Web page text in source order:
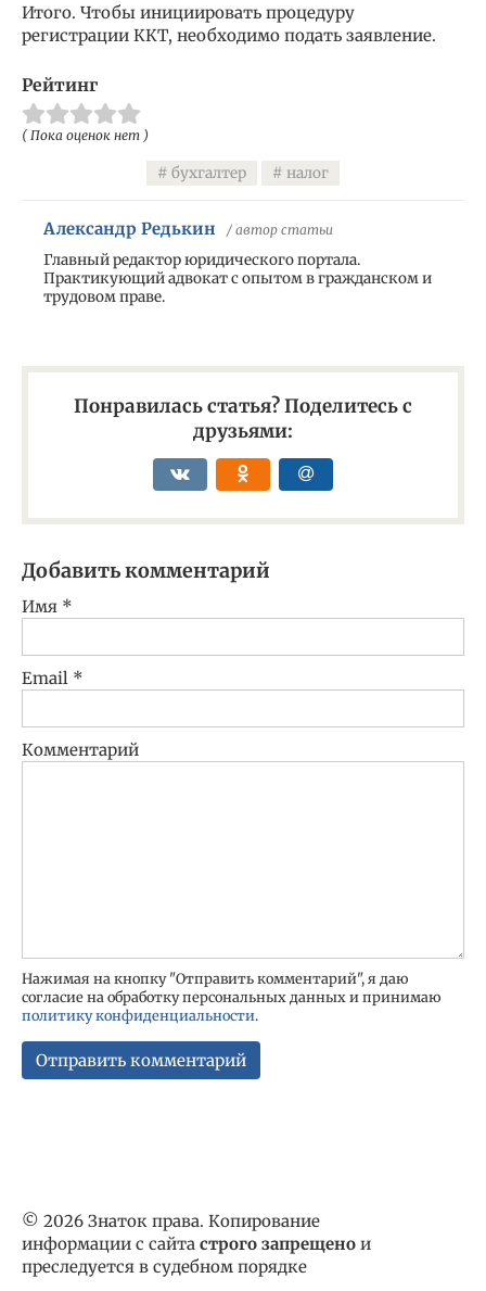
Итого. Чтобы инициировать процедуру
регистрации ККТ, необходимо подать заявление.
Рейтинг
( Пока оценок нет )
бухгалтер налог
Александр Редькин / автор статьи
Главный редактор юридического портала.
Практикующий адвокат с опытом в гражданском и
трудовом праве.
Понравилась статья? Поделитесь с
друзьями:
Добавить комментарий
Имя *
Email *
Комментарий
Нажимая на кнопку "Отправить комментарий", я даю
согласие на обработку персональных данных и принимаю
политику конфиденциальности.
© 2026 Знаток права. Копирование
информации с сайта строго запрещено и
преследуется в судебном порядке